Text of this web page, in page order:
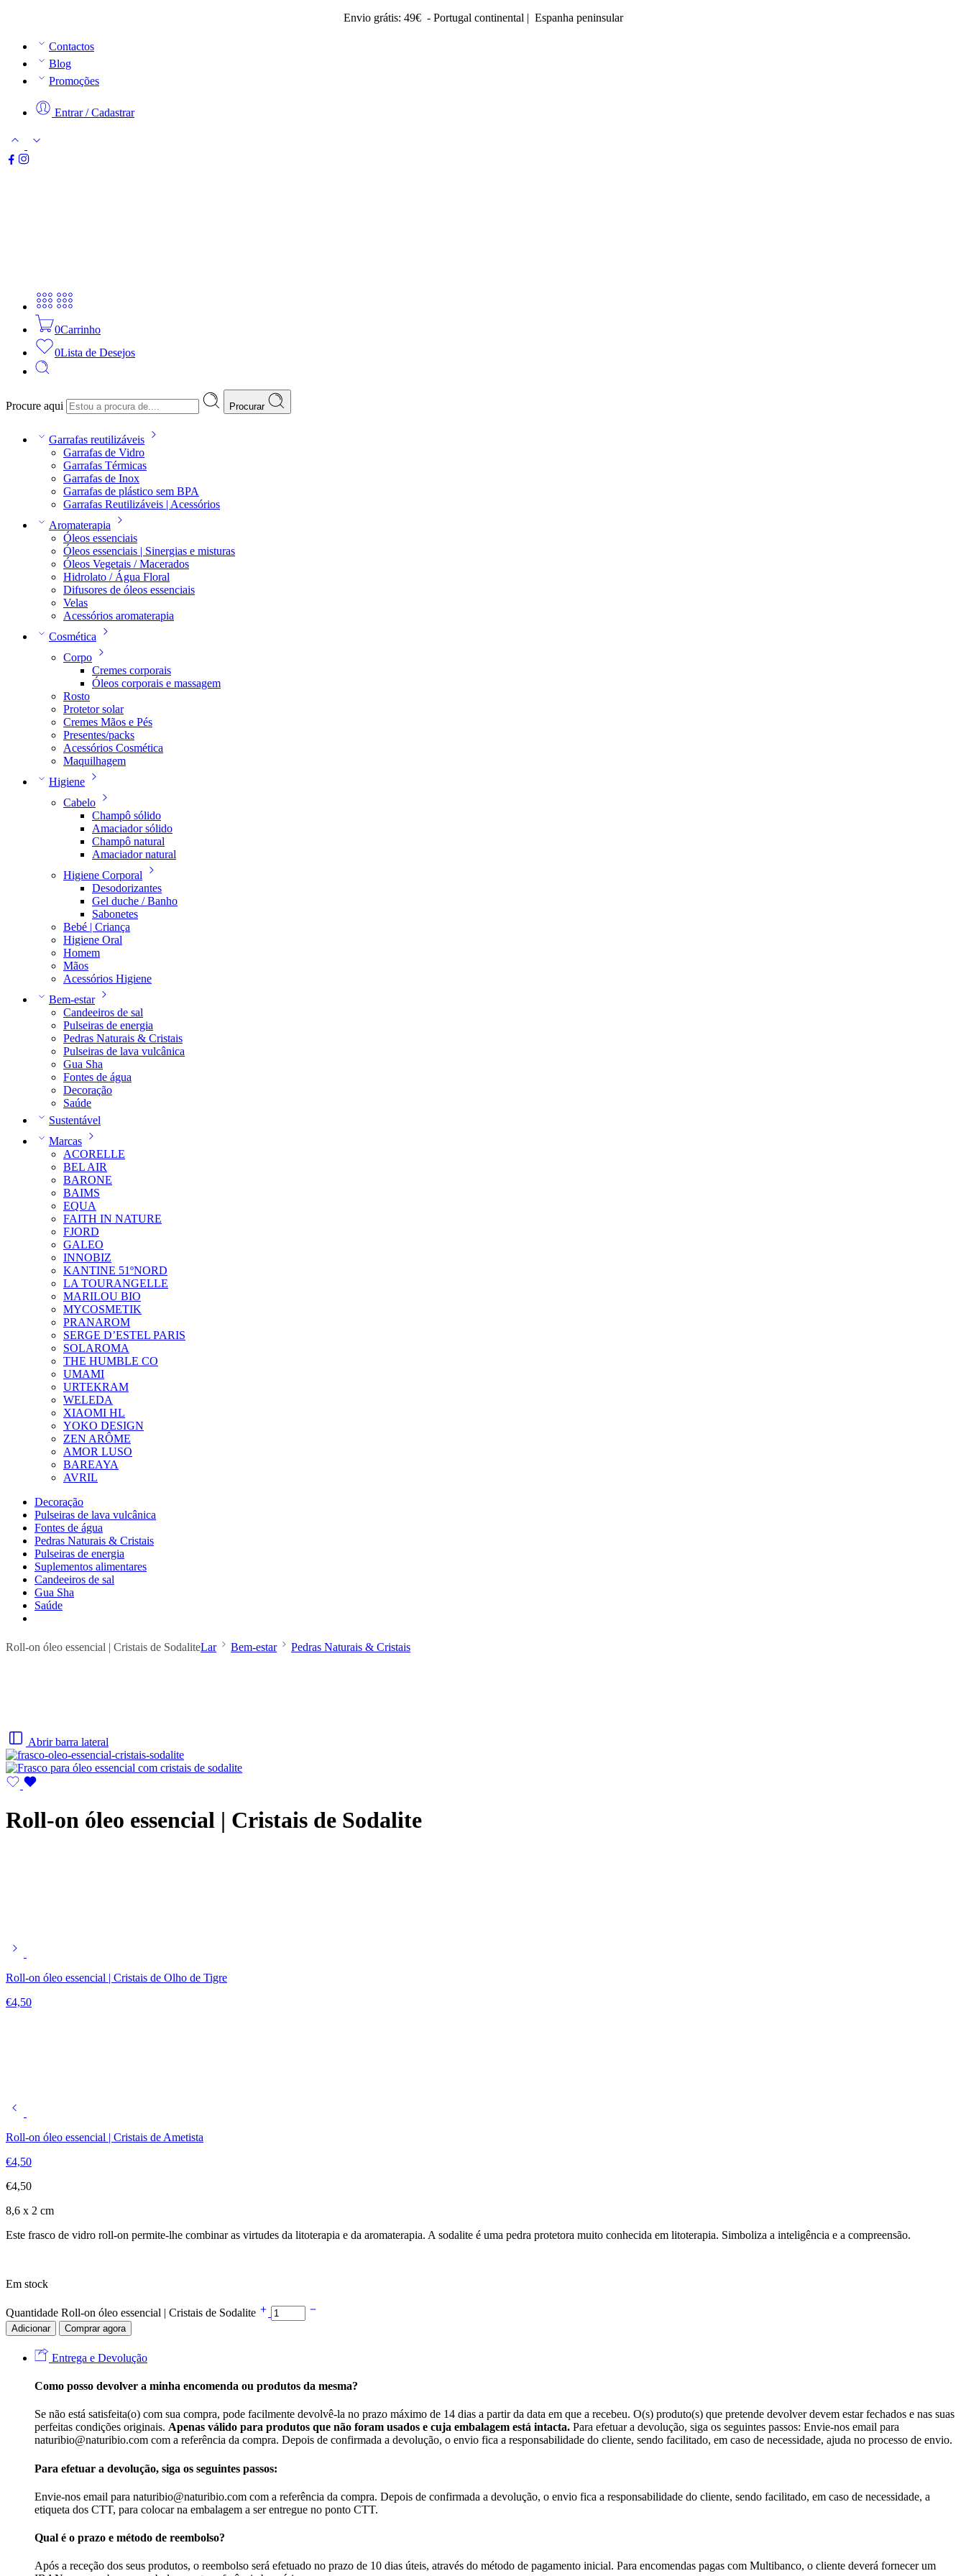
Envio grátis: 49€ - Portugal continental | Espanha peninsular
Contactos
Blog
Promoções
Entrar / Cadastrar
0Carrinho
0Lista de Desejos
Procure aqui Procurar
Garrafas reutilizáveis
Garrafas de Vidro
Garrafas Térmicas
Garrafas de Inox
Garrafas de plástico sem BPA
Garrafas Reutilizáveis | Acessórios
Aromaterapia
Óleos essenciais
Óleos essenciais | Sinergias e misturas
Óleos Vegetais / Macerados
Hidrolato / Água Floral
Difusores de óleos essenciais
Velas
Acessórios aromaterapia
Cosmética
Corpo
Cremes corporais
Óleos corporais e massagem
Rosto
Protetor solar
Cremes Mãos e Pés
Presentes/packs
Acessórios Cosmética
Maquilhagem
Higiene
Cabelo
Champô sólido
Amaciador sólido
Champô natural
Amaciador natural
Higiene Corporal
Desodorizantes
Gel duche / Banho
Sabonetes
Bebé | Criança
Higiene Oral
Homem
Mãos
Acessórios Higiene
Bem-estar
Candeeiros de sal
Pulseiras de energia
Pedras Naturais & Cristais
Pulseiras de lava vulcânica
Gua Sha
Fontes de água
Decoração
Saúde
Sustentável
Marcas
ACORELLE
BEL AIR
BARONE
BAIMS
EQUA
FAITH IN NATURE
FJORD
GALEO
INNOBIZ
KANTINE 51ºNORD
LA TOURANGELLE
MARILOU BIO
MYCOSMETIK
PRANAROM
SERGE D’ESTEL PARIS
SOLAROMA
THE HUMBLE CO
UMAMI
URTEKRAM
WELEDA
XIAOMI HL
YOKO DESIGN
ZEN ARÔME
AMOR LUSO
BAREAYA
AVRIL
Decoração
Pulseiras de lava vulcânica
Fontes de água
Pedras Naturais & Cristais
Pulseiras de energia
Suplementos alimentares
Candeeiros de sal
Gua Sha
Saúde
Roll-on óleo essencial | Cristais de SodaliteLar Bem-estar Pedras Naturais & Cristais
Abrir barra lateral
Roll-on óleo essencial | Cristais de Sodalite
Roll-on óleo essencial | Cristais de Olho de Tigre
€4,50
Roll-on óleo essencial | Cristais de Ametista
€4,50
€4,50
8,6 x 2 cm
Este frasco de vidro roll-on permite-lhe combinar as virtudes da litoterapia e da aromaterapia. A sodalite é uma pedra protetora muito conhecida em litoterapia. Simboliza a inteligência e a compreensão.
Em stock
Quantidade Roll-on óleo essencial | Cristais de Sodalite
Adicionar Comprar agora
Entrega e Devolução
Como posso devolver a minha encomenda ou produtos da mesma?
Se não está satisfeita(o) com sua compra, pode facilmente devolvê-la no prazo máximo de 14 dias a partir da data em que a recebeu. O(s) produto(s) que pretende devolver devem estar fechados e nas suas
perfeitas condições originais. Apenas válido para produtos que não foram usados e cuja embalagem está intacta. Para efetuar a devolução, siga os seguintes passos: Envie-nos email para
naturibio@naturibio.com com a referência da compra. Depois de confirmada a devolução, o envio fica a responsabilidade do cliente, sendo facilitado, em caso de necessidade, ajuda no processo de envio.
Para efetuar a devolução, siga os seguintes passos:
Envie-nos email para naturibio@naturibio.com com a referência da compra. Depois de confirmada a devolução, o envio fica a responsabilidade do cliente, sendo facilitado, em caso de necessidade, a
etiqueta dos CTT, para colocar na embalagem a ser entregue no ponto CTT.
Qual é o prazo e método de reembolso?
Após a receção dos seus produtos, o reembolso será efetuado no prazo de 10 dias úteis, através do método de pagamento inicial. Para encomendas pagas com Multibanco, o cliente deverá fornecer um